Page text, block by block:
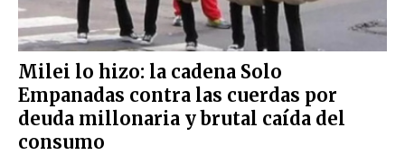
Milei lo hizo: la cadena Solo
Empanadas contra las cuerdas por
deuda millonaria y brutal caída del
consumo